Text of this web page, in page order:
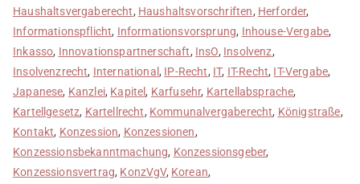
Haushaltsvergaberecht, Haushaltsvorschriften, Herforder,
Informationspflicht, Informationsvorsprung, Inhouse-Vergabe,
Inkasso, Innovationspartnerschaft, InsO, Insolvenz,
Insolvenzrecht, International , IP-Recht, IT, IT-Recht, IT-Vergabe,
Japanese, Kanzlei, Kapitel, Karfusehr, Kartellabsprache,
Kartellgesetz, Kartellrecht, Kommunalvergaberecht, Königstraße,
Kontakt, Konzession, Konzessionen,
Konzessionsbekanntmachung, Konzessionsgeber,
Konzessionsvertrag, KonzVgV, Korean,